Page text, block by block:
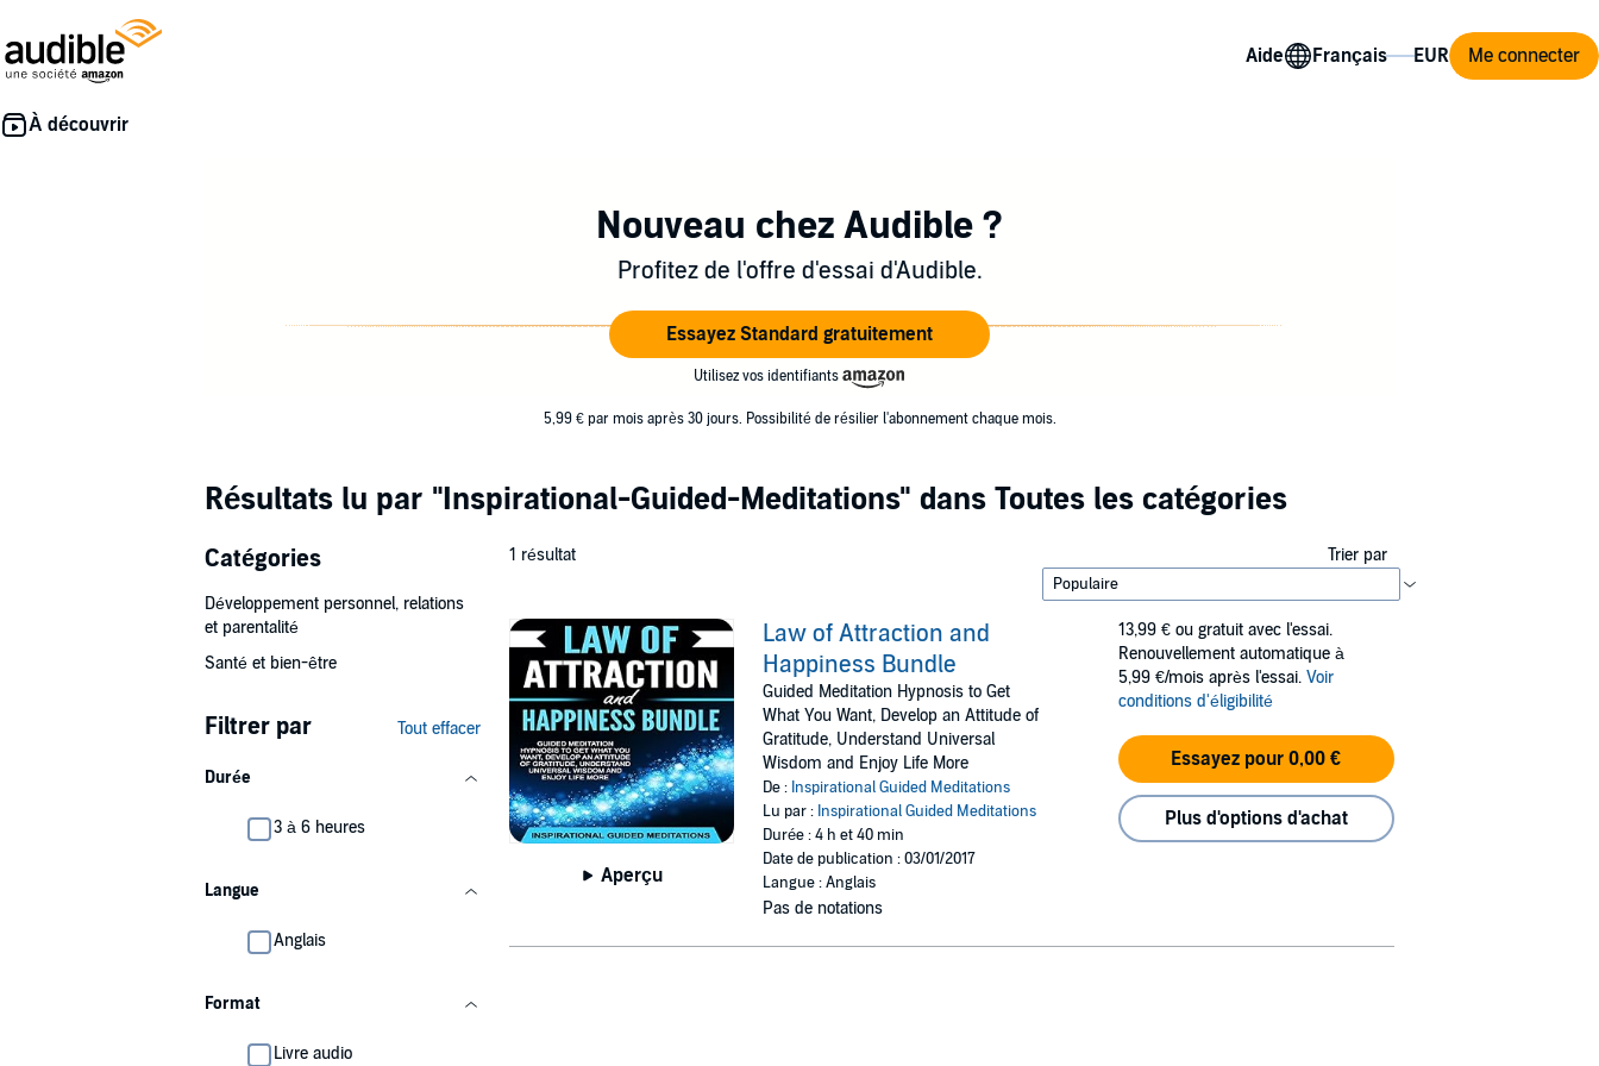
Aide Me connecter
Nouveau chez Audible ?
Profitez de l'offre d'essai d'Audible.
Essayez Standard gratuitement
Utilisez vos identifiants
5,99 € par mois après 30 jours. Possibilité de résilier l'abonnement chaque mois.
Résultats lu par "Inspirational-Guided-Meditations" dans Toutes les catégories
Catégories
Développement personnel, relations
et parentalité
Santé et bien-être
Filtrer par Tout effacer
Durée
3 à 6 heures
Langue
Anglais
Format
Livre audio
1 résultat Trier par
Aperçu
Law of Attraction and
Happiness Bundle
Guided Meditation Hypnosis to Get
What You Want, Develop an Attitude of
Gratitude, Understand Universal
Wisdom and Enjoy Life More
De : Inspirational Guided Meditations
Lu par : Inspirational Guided Meditations
Durée : 4 h et 40 min
Date de publication : 03/01/2017
Langue : Anglais
Pas de notations
13,99 € ou gratuit avec l'essai.
Renouvellement automatique à
5,99 €/mois après l'essai. Voir
conditions d'éligibilité
Essayez pour 0,00 €
Plus d'options d'achat